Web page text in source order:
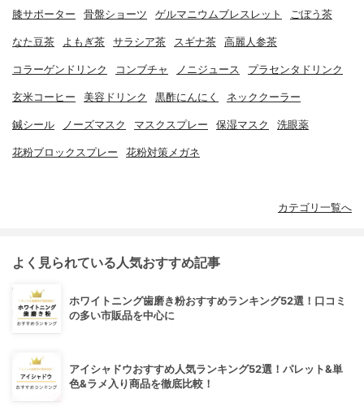
膝サポーター 骨盤ショーツ ゲルマニウムブレスレット ごぼう茶
なた豆茶 よもぎ茶 サラシア茶 スギナ茶 高麗人参茶
コラーゲンドリンク コンブチャ ノニジュース プラセンタドリンク
玄米コーヒー 美容ドリンク 黒酢にんにく ネッククーラー
鍼シール ノーズマスク マスクスプレー 保湿マスク 洗眼薬
花粉ブロックスプレー 花粉対策メガネ
カテゴリ一覧へ
よく見られている人気おすすめ記事
ホワイトニング歯磨き粉おすすめランキング52選！口コミ
の多い市販品を中心に
アイシャドウおすすめ人気ランキング52選！パレット&単
色&ラメ入り商品を徹底比較！